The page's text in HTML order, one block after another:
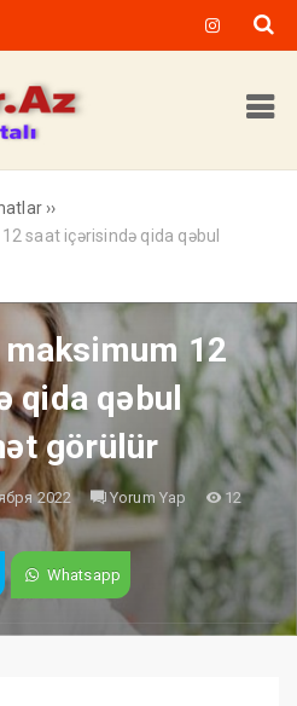
››
saat içərisində qida qəbul
12
qida qəbul
görülür
2022 Yorum Yap
12
Whatsapp